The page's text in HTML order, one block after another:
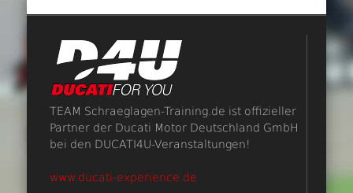
TEAM Schraeglagen-Training.de ist offizieller
Partner der Ducati Motor Deutschland GmbH
bei den DUCATI4U-Veranstaltungen!
www.ducati-experience.de